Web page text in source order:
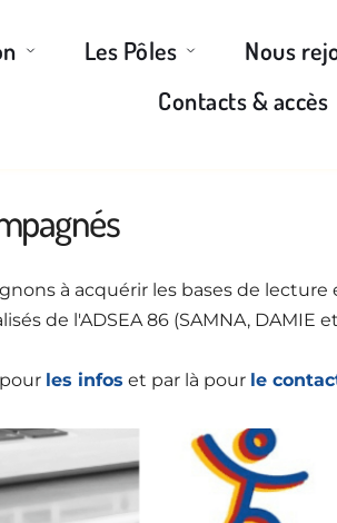
Les Pôles Nous
Contacts & accès
à acquérir les bases de
de l'ADSEA 86 (SAMNA,
les infos et par là pour le